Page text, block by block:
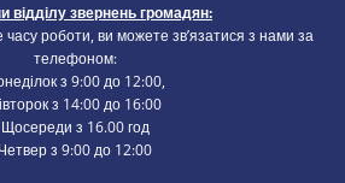
відділу звернень громадян:
роботи, ви можете зв’язатися з нами за
телефоном:
з 9:00 до 12:00,
з 14:00 до 16:00
Щосереди з 16.00 год
Четвер з 9:00 до 12:00